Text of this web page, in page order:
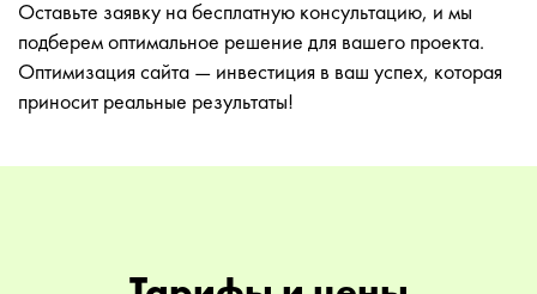
Оставьте заявку на бесплатную консультацию, и мы
подберем оптимальное решение для вашего проекта.
Оптимизация сайта — инвестиция в ваш успех, которая
приносит реальные результаты!